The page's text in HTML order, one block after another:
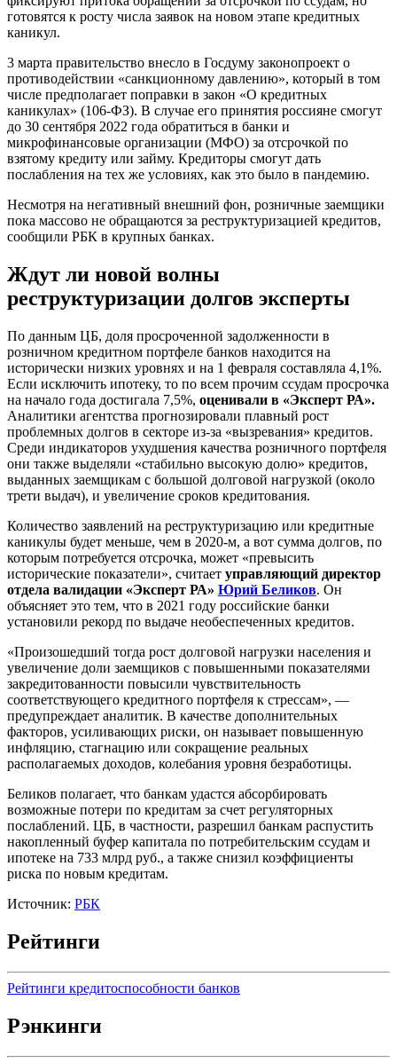
готовятся к росту числа заявок на новом этапе кредитных
каникул.
3 марта правительство внесло в Госдуму законопроект о
противодействии «санкционному давлению», который в том
числе предполагает поправки в закон «О кредитных
каникулах» (106-ФЗ). В случае его принятия россияне смогут
до 30 сентября 2022 года обратиться в банки и
микрофинансовые организации (МФО) за отсрочкой по
взятому кредиту или займу. Кредиторы смогут дать
послабления на тех же условиях, как это было в пандемию.
Несмотря на негативный внешний фон, розничные заемщики
пока массово не обращаются за реструктуризацией кредитов,
сообщили РБК в крупных банках.
Ждут ли новой волны
реструктуризации долгов эксперты
По данным ЦБ, доля просроченной задолженности в
розничном кредитном портфеле банков находится на
исторически низких уровнях и на 1 февраля составляла 4,1%.
Если исключить ипотеку, то по всем прочим ссудам просрочка
на начало года достигала 7,5%, оценивали в «Эксперт РА».
Аналитики агентства прогнозировали плавный рост
проблемных долгов в секторе из-за «вызревания» кредитов.
Среди индикаторов ухудшения качества розничного портфеля
они также выделяли «стабильно высокую долю» кредитов,
выданных заемщикам с большой долговой нагрузкой (около
трети выдач), и увеличение сроков кредитования.
Количество заявлений на реструктуризацию или кредитные
каникулы будет меньше, чем в 2020-м, а вот сумма долгов, по
которым потребуется отсрочка, может «превысить
исторические показатели», считает управляющий директор
отдела валидации «Эксперт РА» Юрий Беликов. Он
объясняет это тем, что в 2021 году российские банки
установили рекорд по выдаче необеспеченных кредитов.
«Произошедший тогда рост долговой нагрузки населения и
увеличение доли заемщиков с повышенными показателями
закредитованности повысили чувствительность
соответствующего кредитного портфеля к стрессам», —
предупреждает аналитик. В качестве дополнительных
факторов, усиливающих риски, он называет повышенную
инфляцию, стагнацию или сокращение реальных
располагаемых доходов, колебания уровня безработицы.
Беликов полагает, что банкам удастся абсорбировать
возможные потери по кредитам за счет регуляторных
послаблений. ЦБ, в частности, разрешил банкам распустить
накопленный буфер капитала по потребительским ссудам и
ипотеке на 733 млрд руб., а также снизил коэффициенты
риска по новым кредитам.
Источник: РБК
Рейтинги
Рейтинги кредитоспособности банков
Рэнкинги